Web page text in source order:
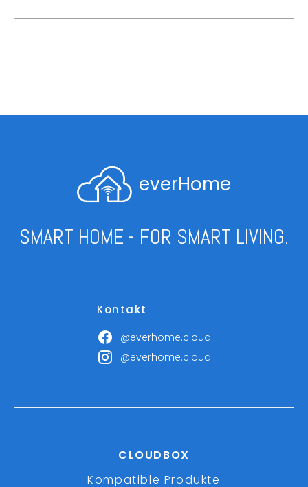
everHome
SMART HOME - FOR SMART LIVING.
Kontakt
@everhome.cloud
@everhome.cloud
CLOUDBOX
Kompatible Produkte